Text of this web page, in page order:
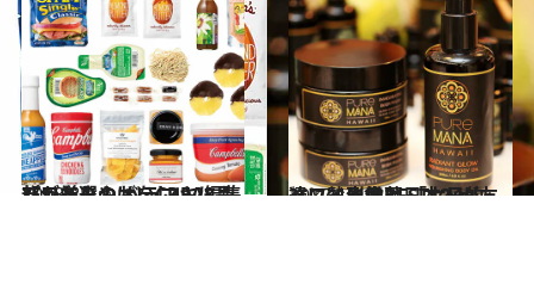
2018.8.9
ハワイみやげをCREA編集部が厳選！ バラマキにもぴったりのおいしい28品
旅＆お出かけ 2017.11.13
ハワイに住む日本人が友達に熱烈推薦 「女子的」ハワイ土産BEST12！
旅＆お出かけ